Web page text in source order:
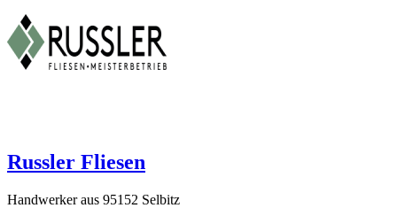
Russler Fliesen
Handwerker aus 95152 Selbitz